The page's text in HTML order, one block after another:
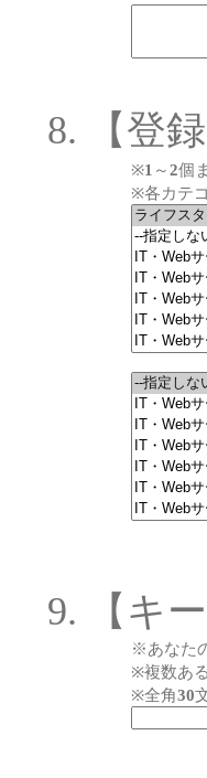
【登
※1 ～2個
※各カテ
【キ
※あなた
※複数あ
※全角30